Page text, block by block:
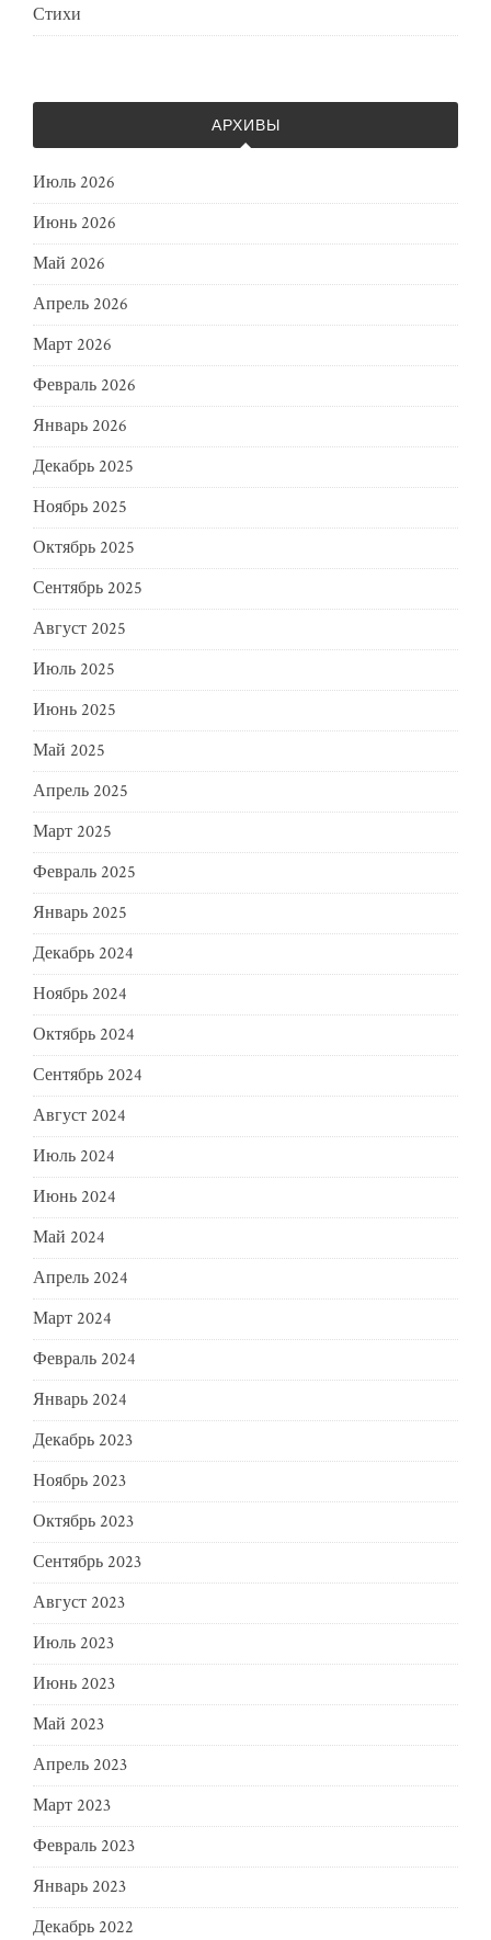
Стихи
АРХИВЫ
Июль 2026
Июнь 2026
Май 2026
Апрель 2026
Март 2026
Февраль 2026
Январь 2026
Декабрь 2025
Ноябрь 2025
Октябрь 2025
Сентябрь 2025
Август 2025
Июль 2025
Июнь 2025
Май 2025
Апрель 2025
Март 2025
Февраль 2025
Январь 2025
Декабрь 2024
Ноябрь 2024
Октябрь 2024
Сентябрь 2024
Август 2024
Июль 2024
Июнь 2024
Май 2024
Апрель 2024
Март 2024
Февраль 2024
Январь 2024
Декабрь 2023
Ноябрь 2023
Октябрь 2023
Сентябрь 2023
Август 2023
Июль 2023
Июнь 2023
Май 2023
Апрель 2023
Март 2023
Февраль 2023
Январь 2023
Декабрь 2022